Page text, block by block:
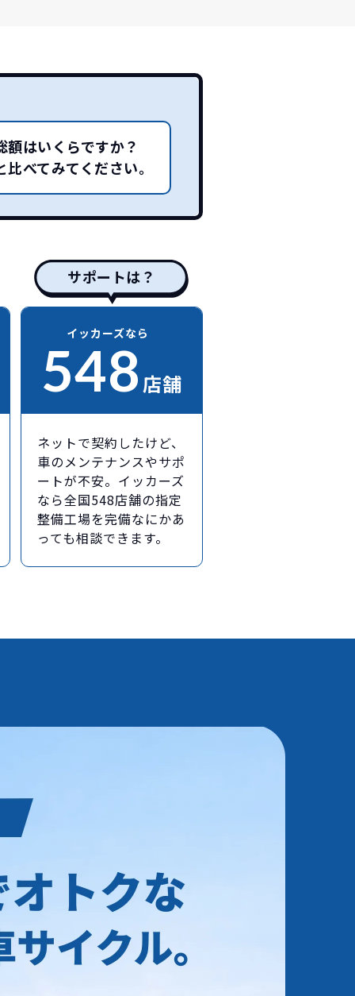
はいくらですか？
べてみてください。
サポートは？
イッカーズなら
548 店舗
ネットで契約したけど、
車のメンテナンスやサポ
ートが不安。イッカーズ
なら全国548店舗の指定
整備工場を完備なにかあ
っても相談できます。